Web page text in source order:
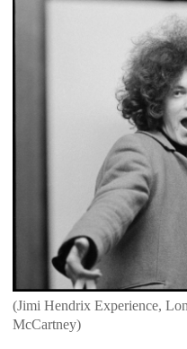
(Jimi Hendrix Experience,
McCartney)